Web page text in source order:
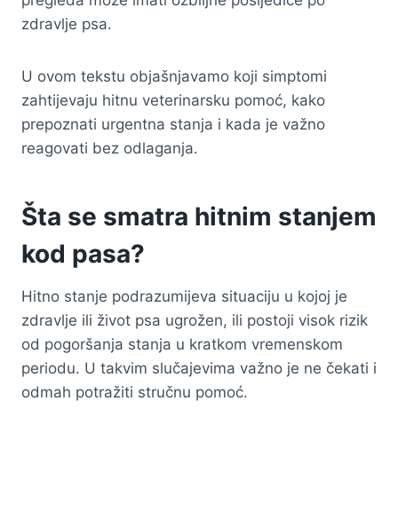
zdravlje psa.
U ovom tekstu objašnjavamo koji simptomi
zahtijevaju hitnu veterinarsku pomoć, kako
prepoznati urgentna stanja i kada je važno
reagovati bez odlaganja.
Šta se smatra hitnim stanjem
kod pasa?
Hitno stanje podrazumijeva situaciju u kojoj je
zdravlje ili život psa ugrožen, ili postoji visok rizik
od pogoršanja stanja u kratkom vremenskom
periodu. U takvim slučajevima važno je ne čekati i
odmah potražiti stručnu pomoć.